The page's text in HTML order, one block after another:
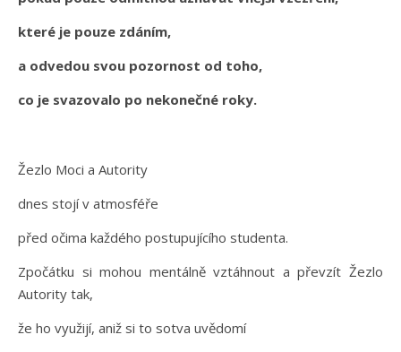
které je pouze zdáním,
a odvedou svou pozornost od toho,
co je svazovalo po nekonečné roky.
Žezlo Moci a Autority
dnes stojí v atmosféře
před očima každého postupujícího studenta.
Zpočátku si mohou mentálně vztáhnout a převzít Žezlo
Autority tak,
že ho využijí, aniž si to sotva uvědomí